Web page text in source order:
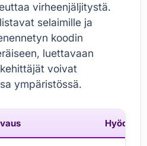
virheenjäljitystä.
selaimille ja
koodin
luettavaan
voivat
ympäristössä.
Hyödyt